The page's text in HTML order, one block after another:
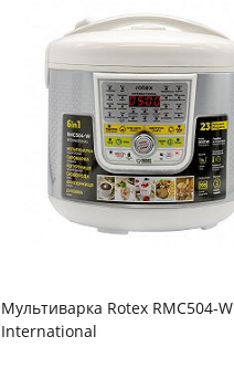
Мультиварка Rotex RMC504-W
International